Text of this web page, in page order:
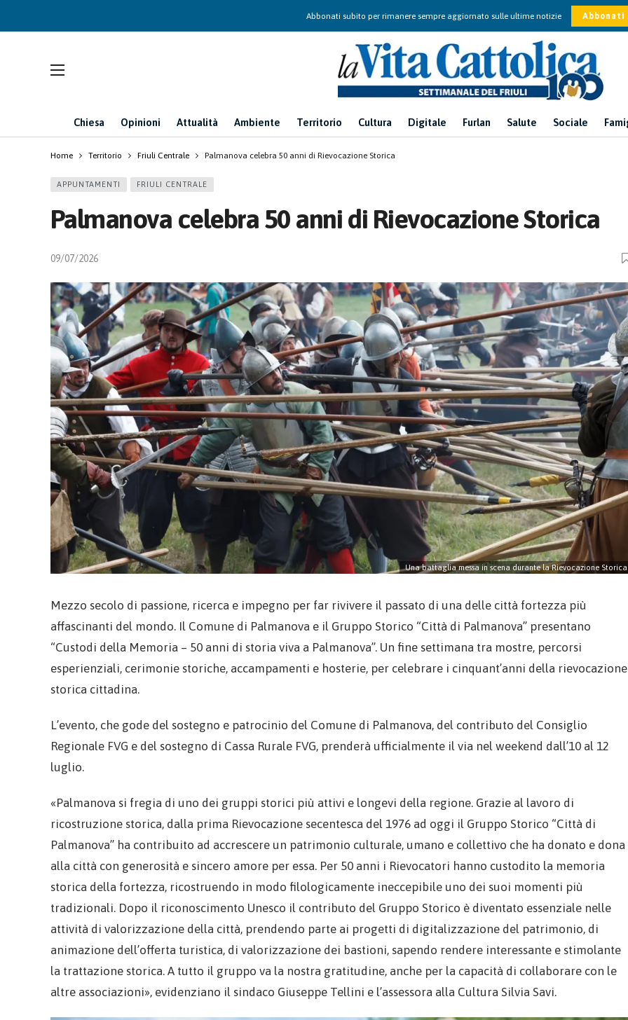
Abbonati subito per rimanere sempre aggiornato sulle ultime notizie Abbonati
Chiesa Opinioni Attualità Ambiente Territorio Cultura Digitale Furlan Salute Sociale
Home Territorio Friuli Centrale Palmanova celebra 50 anni di Rievocazione Storica
APPUNTAMENTI FRIULI CENTRALE
Palmanova celebra 50 anni di Rievocazione Storica
09/07/2026
Una battaglia messa in scena durante la Rievocazione Storica
Mezzo secolo di passione, ricerca e impegno per far rivivere il passato di una delle città fortezza più
affascinanti del mondo. Il Comune di Palmanova e il Gruppo Storico “Città di Palmanova” presentano
“Custodi della Memoria – 50 anni di storia viva a Palmanova”. Un fine settimana tra mostre, percorsi
esperienziali, cerimonie storiche, accampamenti e hosterie, per celebrare i cinquant’anni della rievocazione
storica cittadina.
L’evento, che gode del sostegno e patrocinio del Comune di Palmanova, del contributo del Consiglio
Regionale FVG e del sostegno di Cassa Rurale FVG, prenderà ufficialmente il via nel weekend dall’10 al 12
luglio.
«Palmanova si fregia di uno dei gruppi storici più attivi e longevi della regione. Grazie al lavoro di
ricostruzione storica, dalla prima Rievocazione secentesca del 1976 ad oggi il Gruppo Storico “Città di
Palmanova” ha contribuito ad accrescere un patrimonio culturale, umano e collettivo che ha donato e dona
alla città con generosità e sincero amore per essa. Per 50 anni i Rievocatori hanno custodito la memoria
storica della fortezza, ricostruendo in modo filologicamente ineccepibile uno dei suoi momenti più
tradizionali. Dopo il riconoscimento Unesco il contributo del Gruppo Storico è diventato essenziale nelle
attività di valorizzazione della città, prendendo parte ai progetti di digitalizzazione del patrimonio, di
animazione dell’offerta turistica, di valorizzazione dei bastioni, sapendo rendere interessante e stimolante
la trattazione storica. A tutto il gruppo va la nostra gratitudine, anche per la capacità di collaborare con le
altre associazioni», evidenziano il sindaco Giuseppe Tellini e l’assessora alla Cultura Silvia Savi.